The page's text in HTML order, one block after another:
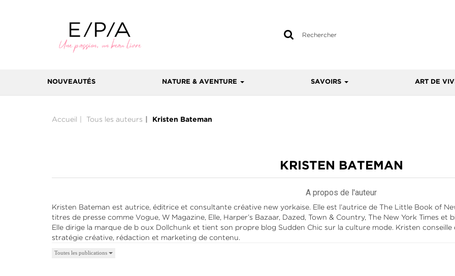
Rechercher
NOUVEAUTÉS NATURE & AVENTURE SAVOIRS ART DE
Accueil Tous les auteurs Kristen Bateman
KRISTEN BATEMAN
A propos de l'auteur
Kristen Bateman est autrice, éditrice et consultante créative new yorkaise. Elle est l’autrice de The Little Book of
titres de presse comme Vogue, W Magazine, Elle, Harper’s Bazaar, Dazed, Town & Country, The New York Times et
Elle dirige la marque de b oux Dollchunk et tient son propre blog Sudden Chic sur la culture mode. Kristen
stratégie créative, rédaction et marketing de contenu.
Toutes les publications